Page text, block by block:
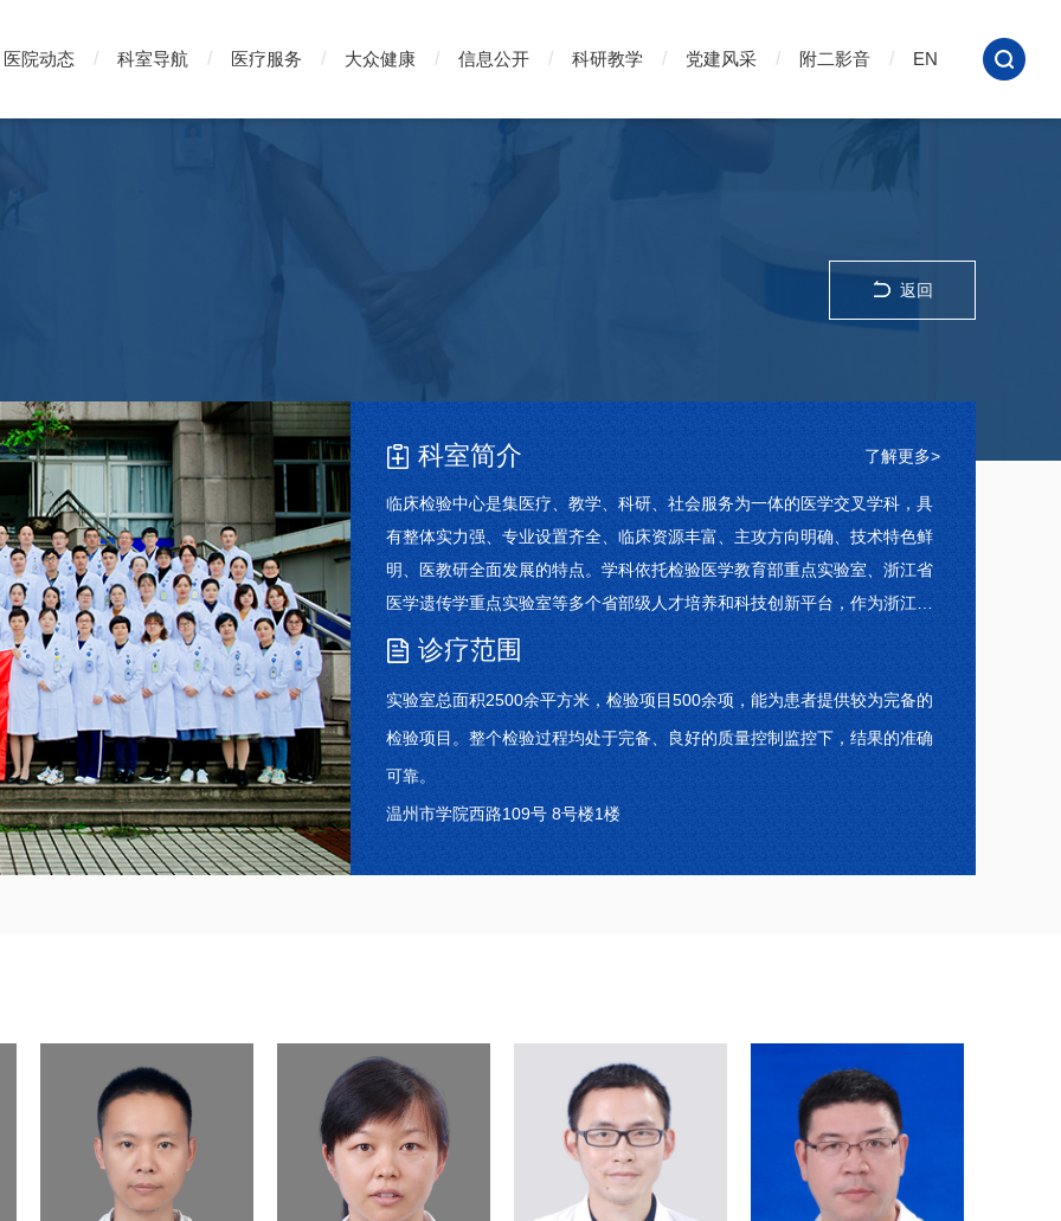
医院动态 科室导航 医疗服务 大众健康 信息公开 科研教学 党建风采 附二影音 EN
返回
科室简介 了解更多>
临床检验中心是集医疗、教学、科研、社会服务为一体的医学交叉学科，具
有整体实力强、专业设置齐全、临床资源丰富、主攻方向明确、技术特色鲜
明、医教研全面发展的特点。学科依托检验医学教育部重点实验室、浙江省
医学遗传学重点实验室等多个省部级人才培养和科技创新平台，作为浙江省
高校重中之重学科、浙江省医学支撑学科主要成员之一，承担温州医科大学
检验医学院的本科、研究生教学和临床实践工作，是全国首批医学检验专科
医师培训基地、浙江省检验医师规范化培训基地。
诊疗范围
实验室总面积2500余平方米，检验项目500余项，能为患者提供较为完备的
检验项目。整个检验过程均处于完备、良好的质量控制监控下，结果的准确
可靠。
温州市学院西路109号 8号楼1楼